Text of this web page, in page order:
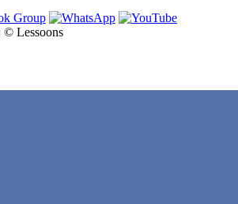
כל הזכויות שמורות 2026 © Lessoons